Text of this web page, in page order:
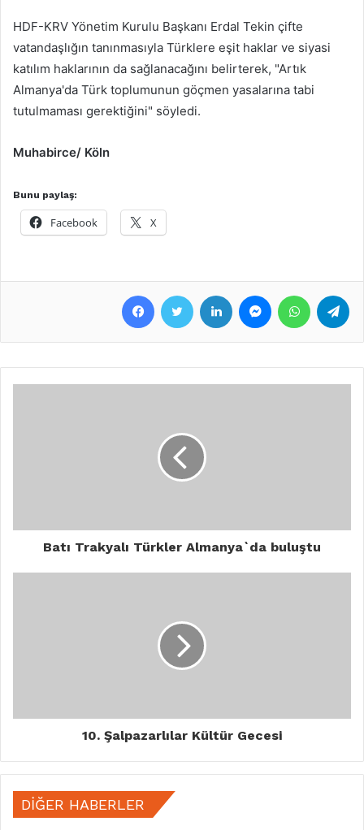
HDF-KRV Yönetim Kurulu Başkanı Erdal Tekin çifte
vatandaşlığın tanınmasıyla Türklere eşit haklar ve siyasi
katılım haklarının da sağlanacağını belirterek, "Artık
Almanya'da Türk toplumunun göçmen yasalarına tabi
tutulmaması gerektiğini" söyledi.
Muhabirce/ Köln
Bunu paylaş:
Facebook X
Batı Trakyalı Türkler Almanya`da buluştu
10. Şalpazarlılar Kültür Gecesi
DIĞER HABERLER